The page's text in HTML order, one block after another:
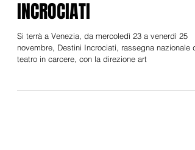
23 nov 2022
Rassegna Nazionale di
Teatro Carcere DESTINI
INCROCIATI